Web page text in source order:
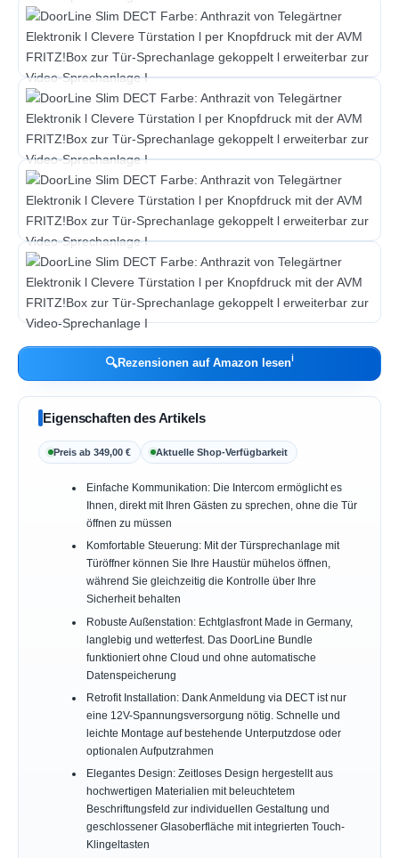
🔍Rezensionen auf Amazon lesenℹ︎
Eigenschaften des Artikels
Preis ab 349,00 € Aktuelle Shop-Verfügbarkeit
Einfache Kommunikation: Die Intercom ermöglicht es
Ihnen, direkt mit Ihren Gästen zu sprechen, ohne die Tür
öffnen zu müssen
Komfortable Steuerung: Mit der Türsprechanlage mit
Türöffner können Sie Ihre Haustür mühelos öffnen,
während Sie gleichzeitig die Kontrolle über Ihre
Sicherheit behalten
Robuste Außenstation: Echtglasfront Made in Germany,
langlebig und wetterfest. Das DoorLine Bundle
funktioniert ohne Cloud und ohne automatische
Datenspeicherung
Retrofit Installation: Dank Anmeldung via DECT ist nur
eine 12V-Spannungsversorgung nötig. Schnelle und
leichte Montage auf bestehende Unterputzdose oder
optionalen Aufputzrahmen
Elegantes Design: Zeitloses Design hergestellt aus
hochwertigen Materialien mit beleuchtetem
Beschriftungsfeld zur individuellen Gestaltung und
geschlossener Glasoberfläche mit integrierten Touch-
Klingeltasten